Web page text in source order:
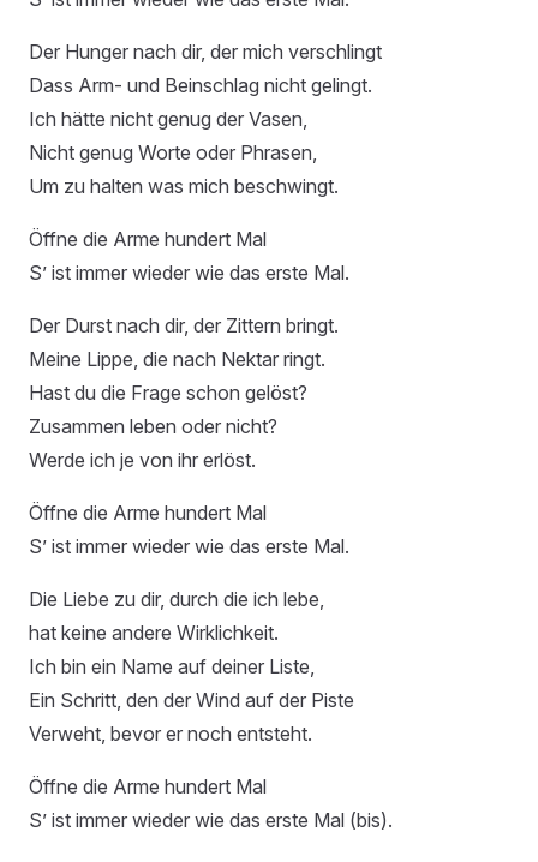
Der Hunger nach dir, der mich verschlingt
Dass Arm- und Beinschlag nicht gelingt.
Ich hätte nicht genug der Vasen,
Nicht genug Worte oder Phrasen,
Um zu halten was mich beschwingt.
Öffne die Arme hundert Mal
S’ ist immer wieder wie das erste Mal.
Der Durst nach dir, der Zittern bringt.
Meine Lippe, die nach Nektar ringt.
Hast du die Frage schon gelöst?
Zusammen leben oder nicht?
Werde ich je von ihr erlöst.
Öffne die Arme hundert Mal
S’ ist immer wieder wie das erste Mal.
Die Liebe zu dir, durch die ich lebe,
hat keine andere Wirklichkeit.
Ich bin ein Name auf deiner Liste,
Ein Schritt, den der Wind auf der Piste
Verweht, bevor er noch entsteht.
Öffne die Arme hundert Mal
S’ ist immer wieder wie das erste Mal (bis).